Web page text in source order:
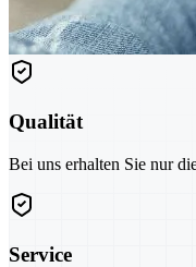
Qualität
Bei uns erhalten Sie nur
Service